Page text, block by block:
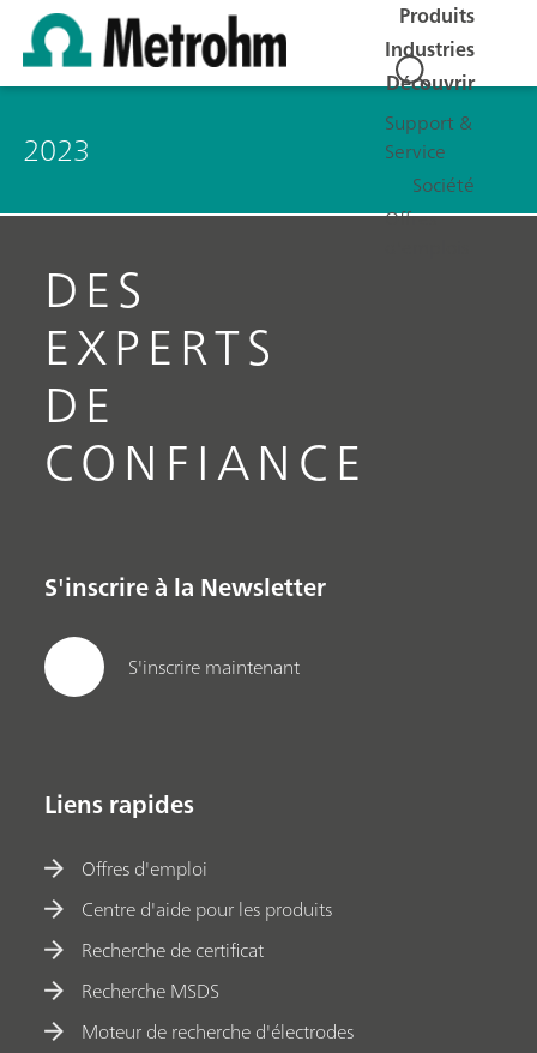
Produits
Industries
Découvrir
Support &
Service
Société
Offres
2023
DES
EXPERTS
DE
CONFIANCE
S'inscrire à la Newsletter
S'inscrire maintenant
Liens rapides
Offres d'emploi
Centre d'aide pour les produits
Recherche de certificat
Recherche MSDS
Moteur de recherche d'électrodes